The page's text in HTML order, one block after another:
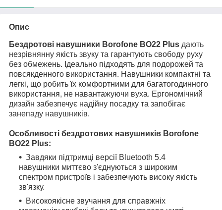
Опис
Бездротові навушники Borofone BO22 Plus дають
незрівнянну якість звуку та гарантують свободу руху
без обмежень. Ідеально підходять для подорожей та
повсякденного використання. Навушники компактні та
легкі, що робить їх комфортними для багатогодинного
використання, не навантажуючи вуха. Ергономічний
дизайн забезпечує надійну посадку та запобігає
занепаду навушників.
Особливості бездротових навушників Borofone
BO22 Plus:
Завдяки підтримці версії Bluetooth 5.4
навушники миттєво з'єднуються з широким
спектром пристроїв і забезпечують високу якість
зв'язку.
Високоякісне звучання для справжніх